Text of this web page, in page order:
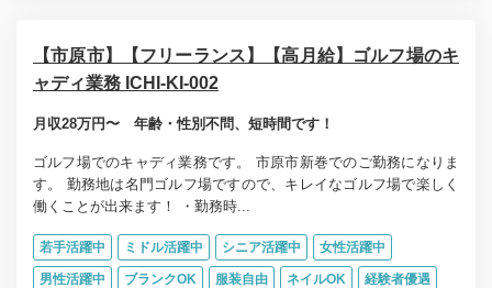
【市原市】【フリーランス】【高月給】ゴルフ場のキ
ャディ業務 ICHI-KI-002
月収28万円〜 年齢・性別不問、短時間です！
ゴルフ場でのキャディ業務です。 市原市新巻でのご勤務になりま
す。 勤務地は名門ゴルフ場ですので、キレイなゴルフ場で楽しく
働くことが出来ます！ ・勤務時...
若手活躍中 ミドル活躍中 シニア活躍中 女性活躍中
男性活躍中 ブランクOK 服装自由 ネイルOK 経験者優遇